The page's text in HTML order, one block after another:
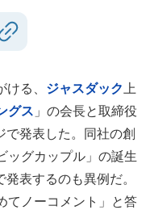
る、 ジャスダック上
グス 」の会長と取締役
で発表した。同社の創
ッグカップル」の誕生
表するのも異例だ。
てノーコメント」と答